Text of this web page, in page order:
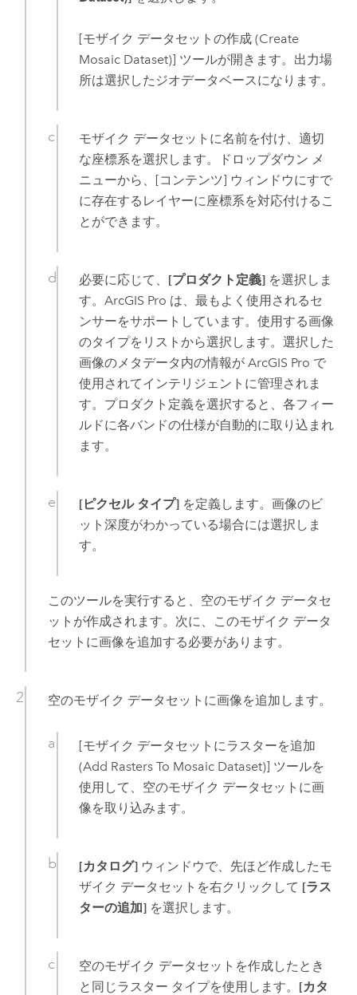
[モザイク データセットの作成 (Create
Mosaic Dataset)] ツールが開きます。出力場
所は選択したジオデータベースになります。
モザイク データセットに名前を付け、適切
な座標系を選択します。ドロップダウン メ
ニューから、[コンテンツ] ウィンドウにすで
に存在するレイヤーに座標系を対応付けるこ
とができます。
必要に応じて、 [プロダクト定義] を選択しま
す。ArcGIS Pro は、最もよく使用されるセ
ンサーをサポートしています。使用する画像
のタイプをリストから選択します。選択した
画像のメタデータ内の情報がArcGIS Pro で
使用されてインテリジェントに管理されま
す。プロダクト定義を選択すると、各フィー
ルドに各バンドの仕様が自動的に取り込まれ
ます。
[ピクセル タイプ] を定義します。画像のビ
ット深度がわかっている場合には選択しま
す。
このツールを実行すると、空のモザイク データセ
ットが作成されます。次に、このモザイク データ
セットに画像を追加する必要があります。
空のモザイク データセットに画像を追加します。
[モザイク データセットにラスターを追加
(Add Rasters To Mosaic Dataset)] ツールを
使用して、空のモザイク データセットに画
像を取り込みます。
[カタログ] ウィンドウで、先ほど作成したモ
ザイク データセットを右クリックして [ラス
ターの追加] を選択します。
空のモザイク データセットを作成したとき
と同じラスター タイプを使用します。 [カタ